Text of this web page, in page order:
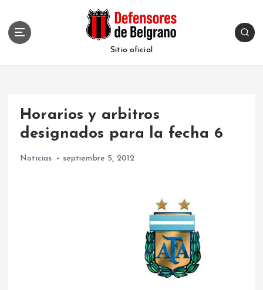
Sitio oficial
Horarios y arbitros
designados para la fecha 6
Noticias septiembre 5, 2012